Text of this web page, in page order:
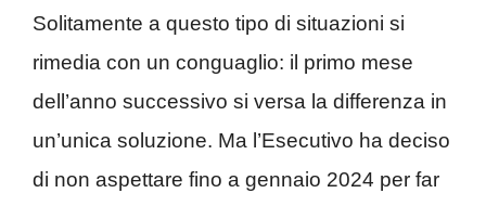
Solitamente a questo tipo di situazioni si
rimedia con un conguaglio: il primo mese
dell’anno successivo si versa la differenza in
un’unica soluzione. Ma l’Esecutivo ha deciso
di non aspettare fino a gennaio 2024 per far